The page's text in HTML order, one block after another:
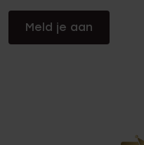
Meld je aan